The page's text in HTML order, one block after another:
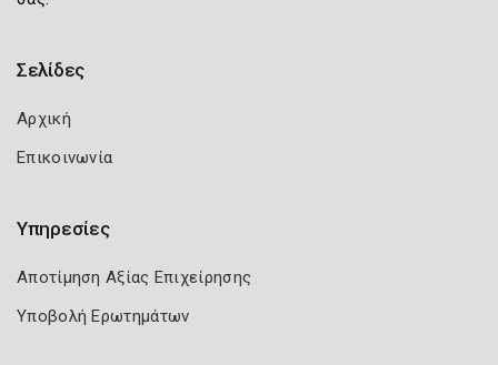
Σελίδες
Αρχική
Επικοινωνία
Υπηρεσίες
Αποτίμηση Αξίας Επιχείρησης
Υποβολή Ερωτημάτων